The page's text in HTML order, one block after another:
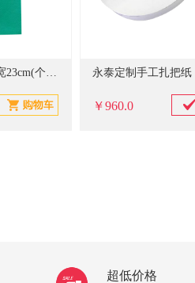
永泰定制无纺布现金袋 长35*宽23cm(个)1000个起订
￥960.0
超低价格